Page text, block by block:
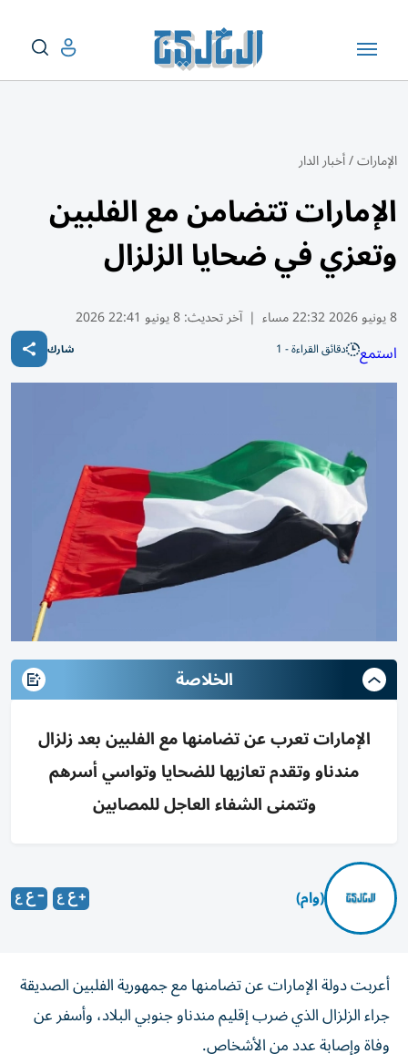
الإمارات/أخبار الدار
الإمارات تتضامن مع الفلبين
وتعزي في ضحايا الزلزال
8 يونيو 2026 22:32 مساء | آخر تحديث:8 يونيو 22:41 2026
استمع دقائق القراءة - 1 شارك
الخلاصة
الإمارات تعرب عن تضامنها مع الفلبين بعد زلزال
مندناو وتقدم تعازيها للضحايا وتواسي أسرهم
وتتمنى الشفاء العاجل للمصابين
(وام)
أعربت دولة الإمارات عن تضامنها مع جمهورية الفلبين الصديقة
جراء الزلزال الذي ضرب إقليم مندناو جنوبي البلاد، وأسفر عن
وفاة وإصابة عدد من الأشخاص.